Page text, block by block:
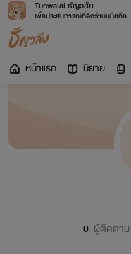
Tunwalai ธัญวลัย
เพื่อประสบการณ์ที่ดีกว่าบนมือถือ
หน้าแรก นิยาย
0 ผู้ติดตาม